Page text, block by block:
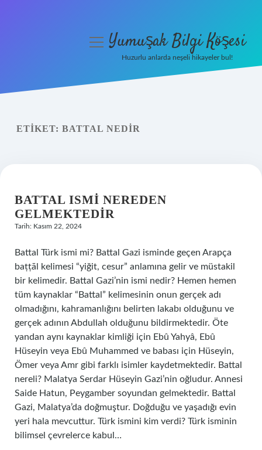
Yasal Uyarı
menüyüYumuşak Bilgi Köşesi
Huzurlu anlarda neşeli hikayeler bul!
ETIKET: BATTAL NEDIR
BATTAL ISMI NEREDEN
GELMEKTEDIR
Tarih: Kasım 22, 2024
Battal Türk ismi mi? Battal Gazi isminde geçen Arapça
baṭṭāl kelimesi “yiğit, cesur” anlamına gelir ve müstakil
bir kelimedir. Battal Gazi’nin ismi nedir? Hemen hemen
tüm kaynaklar “Battal” kelimesinin onun gerçek adı
olmadığını, kahramanlığını belirten lakabı olduğunu ve
gerçek adının Abdullah olduğunu bildirmektedir. Öte
yandan aynı kaynaklar kimliği için Ebû Yahyâ, Ebû
Hüseyin veya Ebû Muhammed ve babası için Hüseyin,
Ömer veya Amr gibi farklı isimler kaydetmektedir. Battal
nereli? Malatya Serdar Hüseyin Gazi’nin oğludur. Annesi
Saide Hatun, Peygamber soyundan gelmektedir. Battal
Gazi, Malatya’da doğmuştur. Doğduğu ve yaşadığı evin
yeri hala mevcuttur. Türk ismini kim verdi? Türk isminin
bilimsel çevrelerce kabul…